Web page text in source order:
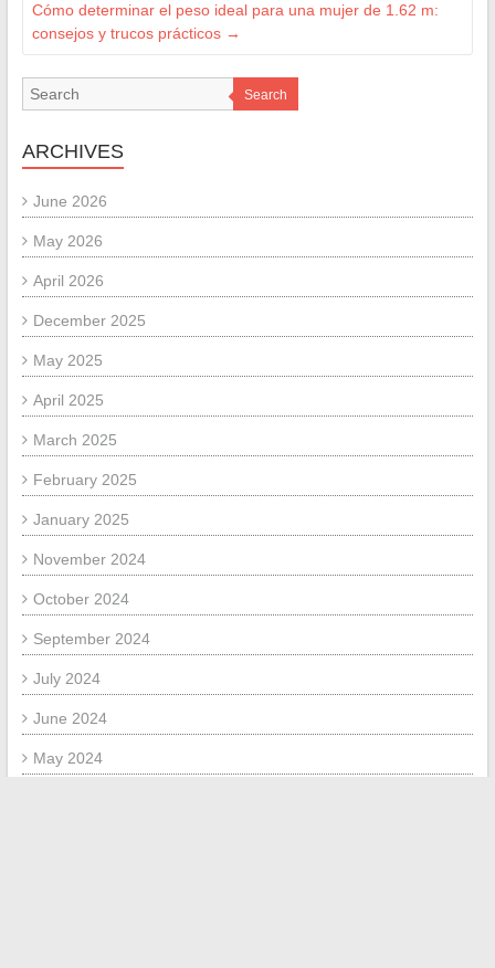
Cómo determinar el peso ideal para una mujer de 1.62 m:
consejos y trucos prácticos →
Search
ARCHIVES
June 2026
May 2026
April 2026
December 2025
May 2025
April 2025
March 2025
February 2025
January 2025
November 2024
October 2024
September 2024
July 2024
June 2024
May 2024